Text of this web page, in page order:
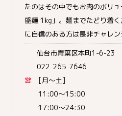
たのはその中でもお肉のボリ
盛麺 1kg」。麺までたどり着
に自信のある方は是非チャレン
仙台市青葉区本町1-6-23
022-265-7646
営 [月～土]
11:00～15:00
17:00～24:30